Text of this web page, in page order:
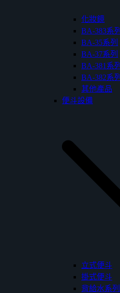
化妝鏡
BA-383系列
BA-35系列
BA-37系列
BA-381系列
BA-382系列
其他產品
便斗設備
立式便斗
掛式便斗
背給水系列